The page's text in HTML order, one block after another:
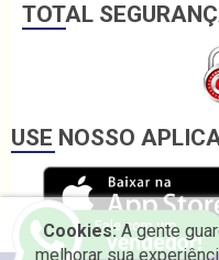
TOTAL
USE NOSSO
Cookies:A gente
melhorar sua